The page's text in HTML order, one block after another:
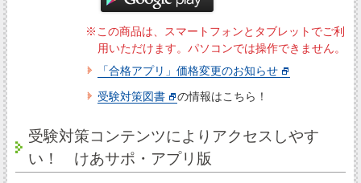
※この商品は、スマートフォンとタブレットでご利
用いただけます。パソコンでは操作できません。
「合格アプリ」価格変更のお知らせ
受験対策図書
の情報はこちら！
受験対策コンテンツによりアクセスしやす
い！ けあサポ・アプリ版